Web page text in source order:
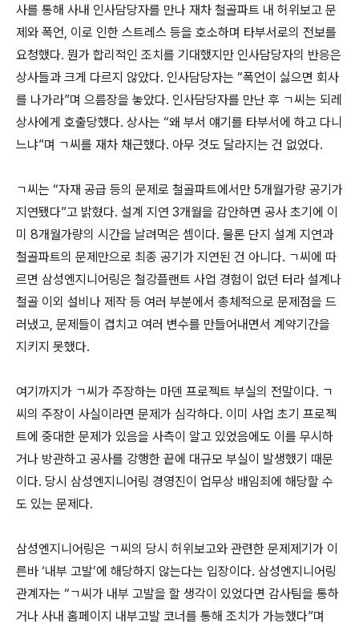
사를 통해 사내 인사담당자를 만나 재차 철골파트 내 허위보고 문
제와 폭언, 이로 인한 스트레스 등을 호소하며 타부서로의 전보를
요청했다. 뭔가 합리적인 조치를 기대했지만 인사담당자의 반응은
상사들과 크게 다르지 않았다. 인사담당자는 “폭언이 싫으면 회사
를 나가라”며 으름장을 놓았다. 인사담당자를 만난 후 ㄱ씨는 되레
상사에게 호출당했다. 상사는 “왜 부서 얘기를 타부서에 하고 다니
느냐”며 ㄱ씨를 재차 채근했다. 아무 것도 달라지는 건 없었다.
ㄱ씨는 “자재 공급 등의 문제로 철골파트에서만 5개월가량 공기가
지연됐다”고 밝혔다. 설계 지연 3개월을 감안하면 공사 초기에 이
미 8개월가량의 시간을 날려먹은 셈이다. 물론 단지 설계 지연과
철골파트의 문제만으로 최종 공기가 지연된 건 아니다. ㄱ씨에 따
르면 삼성엔지니어링은 철강플랜트 사업 경험이 없던 터라 설계나
철골 이외 설비나 제작 등 여러 부분에서 총체적으로 문제점을 드
러냈고, 문제들이 겹치고 여러 변수를 만들어내면서 계약기간을
지키지 못했다.
여기까지가 ㄱ씨가 주장하는 마덴 프로젝트 부실의 전말이다. ㄱ
씨의 주장이 사실이라면 문제가 심각하다. 이미 사업 초기 프로젝
트에 중대한 문제가 있음을 사측이 알고 있었음에도 이를 무시하
거나 방관하고 공사를 강행한 끝에 대규모 부실이 발생했기 때문
이다. 당시 삼성엔지니어링 경영진이 업무상 배임죄에 해당할 수
도 있는 문제다.
삼성엔지니어링은 ㄱ씨의 당시 허위보고와 관련한 문제제기가 이
른바 ‘내부 고발’에 해당하지 않는다는 입장이다. 삼성엔지니어링
관계자는 “ㄱ씨가 내부 고발을 할 생각이 있었다면 감사팀을 통하
거나 사내 홈페이지 내부고발 코너를 통해 조치가 가능했다”며